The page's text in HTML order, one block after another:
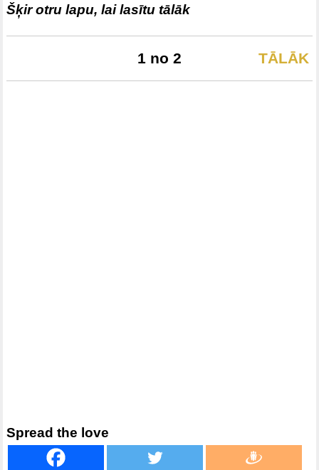
Šķir otru lapu, lai lasītu tālāk
TĀLĀK
1 no 2
Spread the love